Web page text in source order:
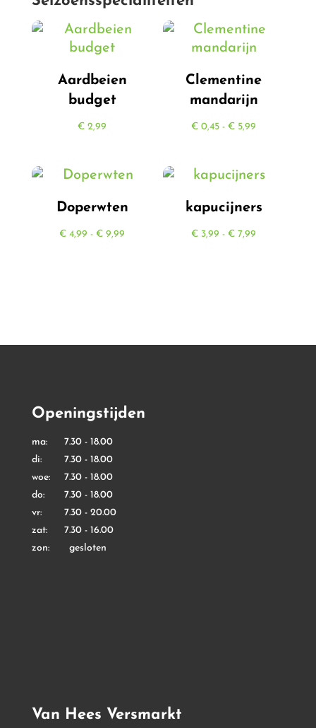
Aardbeien
budget
€ 2,99
Clementine
mandarijn
€ 0,45 - € 5,99
Doperwten
€ 4,99 - € 9,99
kapucijners
€ 3,99 - € 7,99
Openingstijden
ma: 7.30 - 18.00
di: 7.30 - 18.00
woe: 7.30 - 18.00
do: 7.30 - 18.00
vr: 7.30 - 20.00
zat: 7.30 - 16.00
zon: gesloten
Van Hees Versmarkt